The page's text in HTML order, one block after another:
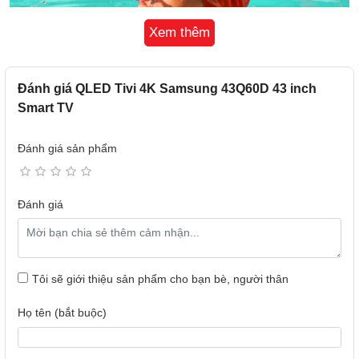
Bộ xử lý hình ảnh Quantum Processor Lite 4K: Bộ xử lý
thông minh cho hình ảnh và âm thanh hoàn hảo
Xem thêm
Đánh giá QLED Tivi 4K Samsung 43Q60D 43 inch
Smart TV
Đánh giá sản phẩm
Đánh giá
Tôi sẽ giới thiệu sản phẩm cho bạn bè, người thân
Họ tên (bắt buộc)